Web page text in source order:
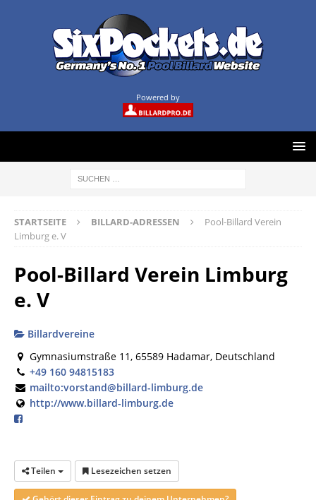
Powered by
STARTSEITE BILLARD-ADRESSEN
Pool-Billard Verein
Limburg e. V
Pool-Billard Verein Limburg
e. V
Billardvereine
Gymnasiumstraße 11, 65589 Hadamar, Deutschland
+49 160 94815183
mailto:vorstand@billard-limburg.de
http://www.billard-limburg.de
Teilen Lesezeichen setzen